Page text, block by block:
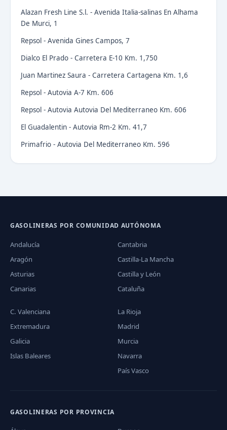
Alazan Fresh Line S.l. - Avenida Italia-salinas En Alhama
De Murci, 1
Repsol - Avenida Gines Campos, 7
Dialco El Prado - Carretera E-10 Km. 1,750
Juan Martinez Saura - Carretera Cartagena Km. 1,6
Repsol - Autovia A-7 Km. 606
Repsol - Autovia Autovia Del Mediterraneo Km. 606
El Guadalentin - Autovia Rm-2 Km. 41,7
Primafrio - Autovia Del Mediterraneo Km. 596
GASOLINERAS POR COMUNIDAD AUTÓNOMA
Andalucía
Aragón
Asturias
Canarias
Cantabria
Castilla-La Mancha
Castilla y León
Cataluña
C. Valenciana
Extremadura
Galicia
Islas Baleares
La Rioja
Madrid
Murcia
Navarra
País Vasco
GASOLINERAS POR PROVINCIA